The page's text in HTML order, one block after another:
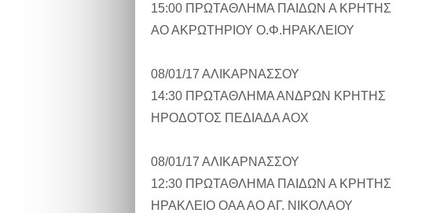
15:00 ΠΡΩΤΑΘΛΗΜΑ ΠΑΙΔΩΝ Α ΚΡΗΤΗΣ
ΑΟ ΑΚΡΩΤΗΡΙΟΥ Ο.Φ.ΗΡΑΚΛΕΙΟΥ
08/01/17 ΑΛΙΚΑΡΝΑΣΣΟΥ
14:30 ΠΡΩΤΑΘΛΗΜΑ ΑΝΔΡΩΝ ΚΡΗΤΗΣ
ΗΡΟΔΟΤΟΣ ΠΕΔΙΑΔΑ ΑΟΧ
08/01/17 ΑΛΙΚΑΡΝΑΣΣΟΥ
12:30 ΠΡΩΤΑΘΛΗΜΑ ΠΑΙΔΩΝ Α ΚΡΗΤΗΣ
ΗΡΑΚΛΕΙΟ ΟΑΑ ΑΟ ΑΓ. ΝΙΚΟΛΑΟΥ